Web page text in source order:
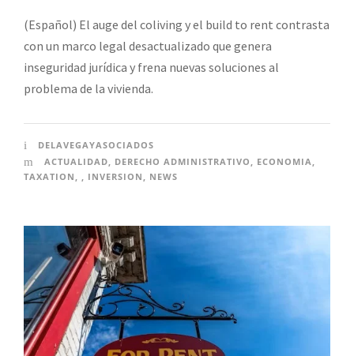
(Español) El auge del coliving y el build to rent contrasta
con un marco legal desactualizado que genera
inseguridad jurídica y frena nuevas soluciones al
problema de la vivienda.
DELAVEGAYASOCIADOS
ACTUALIDAD
DERECHO ADMINISTRATIVO ECONOMIA
TAXATION
INVERSION NEWS